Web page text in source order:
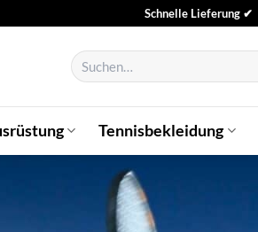
Schnelle Lieferung ✔
Suchen
nach:
Tennisbekleidung